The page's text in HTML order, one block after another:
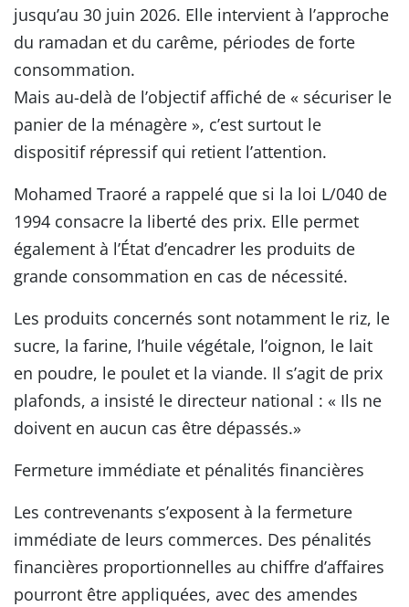
jusqu’au 30 juin 2026. Elle intervient à l’approche
du ramadan et du carême, périodes de forte
consommation.
Mais au-delà de l’objectif affiché de « sécuriser le
panier de la ménagère », c’est surtout le
dispositif répressif qui retient l’attention.
Mohamed Traoré a rappelé que si la loi L/040 de
1994 consacre la liberté des prix. Elle permet
également à l’État d’encadrer les produits de
grande consommation en cas de nécessité.
Les produits concernés sont notamment le riz, le
sucre, la farine, l’huile végétale, l’oignon, le lait
en poudre, le poulet et la viande. Il s’agit de prix
plafonds, a insisté le directeur national : « Ils ne
doivent en aucun cas être dépassés.»
Fermeture immédiate et pénalités financières
Les contrevenants s’exposent à la fermeture
immédiate de leurs commerces. Des pénalités
financières proportionnelles au chiffre d’affaires
pourront être appliquées, avec des amendes